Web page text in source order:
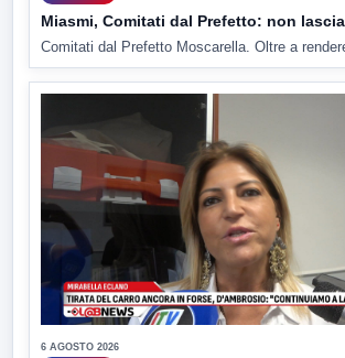
Miasmi, Comitati dal Prefetto: non
Comitati dal Prefetto Moscarella. Oltre a
6 AGOSTO 2026